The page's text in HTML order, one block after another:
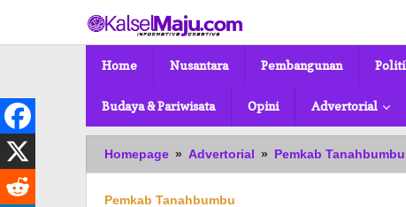
konten
Home Nusantara Pembangunan
Budaya & Pariwisata Opini Advertorial
Homepage » Advertorial » Pemkab Tanahbumbu
Pemkab Tanahbumbu